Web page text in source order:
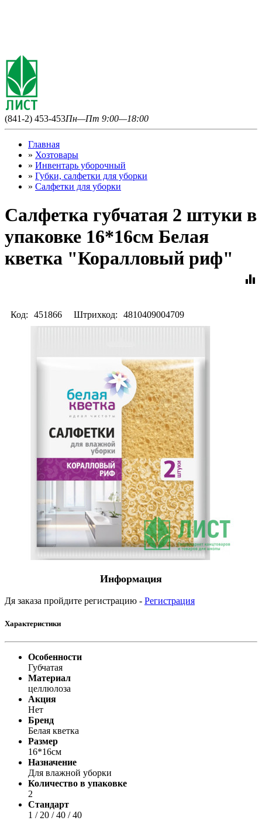
(841-2) 453-453Пн—Пт 9:00—18:00
Главная
» Хозтовары
» Инвентарь уборочный
» Губки, салфетки для уборки
» Салфетки для уборки
Салфетка губчатая 2 штуки в
упаковке 16*16см Белая
кветка "Коралловый риф"
equalizer
Код: 451866 Штрихкод: 4810409004709
Информация
Дя заказа пройдите регистрацию - Регистрация
Характеристики
Особенности
Губчатая
Материал
целлюлоза
Акция
Нет
Бренд
Белая кветка
Размер
16*16см
Назначение
Для влажной уборки
Количество в упаковке
2
Стандарт
1 / 20 / 40 / 40